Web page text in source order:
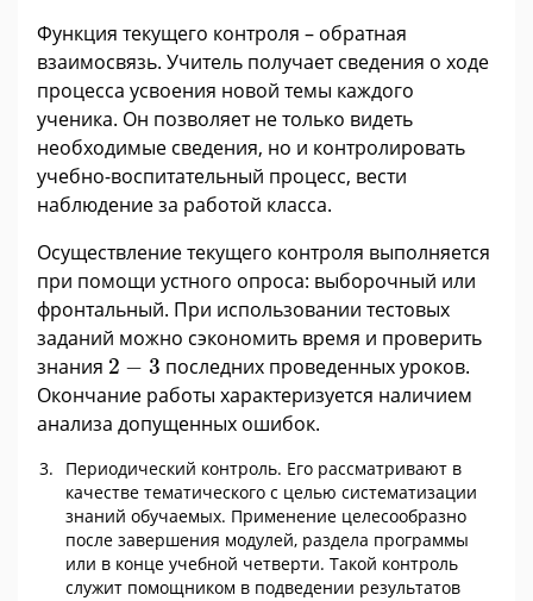
Функция текущего контроля – обратная
взаимосвязь. Учитель получает сведения о ходе
процесса усвоения новой темы каждого
ученика. Он позволяет не только видеть
необходимые сведения, но и контролировать
учебно-воспитательный процесс, вести
наблюдение за работой класса.
Осуществление текущего контроля выполняется
при помощи устного опроса: выборочный или
фронтальный. При использовании тестовых
заданий можно сэкономить время и проверить
знания 2 − 3
2
последних проведенных уроков.
Окончание работы характеризуется наличием
анализа допущенных ошибок.
Периодический контроль. Его рассматривают в
качестве тематического с целью систематизации
знаний обучаемых. Применение целесообразно
после завершения модулей, раздела программы
или в конце учебной четверти. Такой контроль
служит помощником в подведении результатов